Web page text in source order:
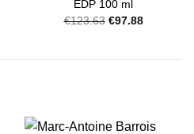
EDP 100 ml
€123.63 Original
€97.88Current